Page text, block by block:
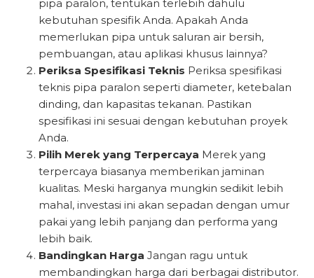
pipa paralon, tentukan terlebih dahulu
kebutuhan spesifik Anda. Apakah Anda
memerlukan pipa untuk saluran air bersih,
pembuangan, atau aplikasi khusus lainnya?
Periksa Spesifikasi Teknis Periksa spesifikasi
teknis pipa paralon seperti diameter, ketebalan
dinding, dan kapasitas tekanan. Pastikan
spesifikasi ini sesuai dengan kebutuhan proyek
Anda.
Pilih Merek yang Terpercaya Merek yang
terpercaya biasanya memberikan jaminan
kualitas. Meski harganya mungkin sedikit lebih
mahal, investasi ini akan sepadan dengan umur
pakai yang lebih panjang dan performa yang
lebih baik.
Bandingkan Harga Jangan ragu untuk
membandingkan harga dari berbagai distributor.